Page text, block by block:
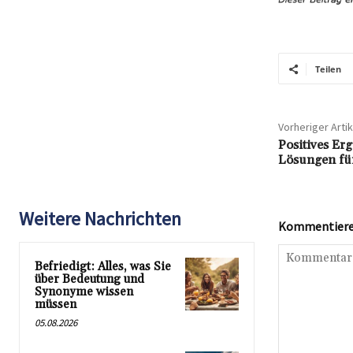
Teilen
Vorheriger
Positives
Lösungen
Weitere Nachrichten
Befriedigt: Alles, was Sie
über Bedeutung und
Synonyme wissen
müssen
05.08.2026